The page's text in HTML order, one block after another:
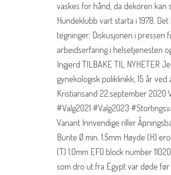
vaskes for hånd, da dekoren kan
Hundeklubb vart starta i 1978.
tegninger: Diskusjonen i pressen
arbeidserfaring i helsetjenesten
Ingjerd TILBAKE TIL NYHETER
gynekologisk poliklinikk, 15 år
Kristiansand 22.september 2020
#Valg2021 #Valg2023
Variant Innvendige riller
Bunte Ø min. 1.5mm Høyde (H)
(T) 1.0mm EFO block number
som dro ut fra Egypt var døde